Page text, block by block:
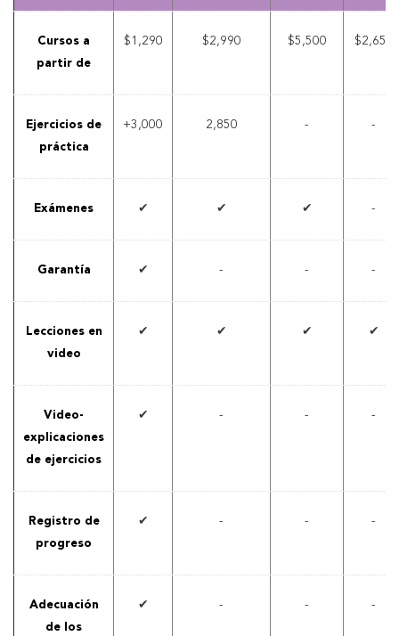
Cursos a
partir de
$1,290 $2,990 $5,500 $2,650
Ejercicios de
práctica
+3,000 2,850 - -
Exámenes ✔ ✔ ✔ -
Garantía ✔ - - -
Lecciones en
video
✔ ✔ ✔ ✔
Video-
explicaciones
de ejercicios
✔ - - -
Registro de
progreso
✔ - - -
Adecuación
de los
✔ - - -